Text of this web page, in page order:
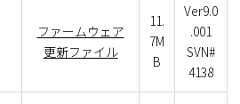
ファームウェア
更新ファイル
11.
7M
B
Ver9.0
.001
SVN#
4138